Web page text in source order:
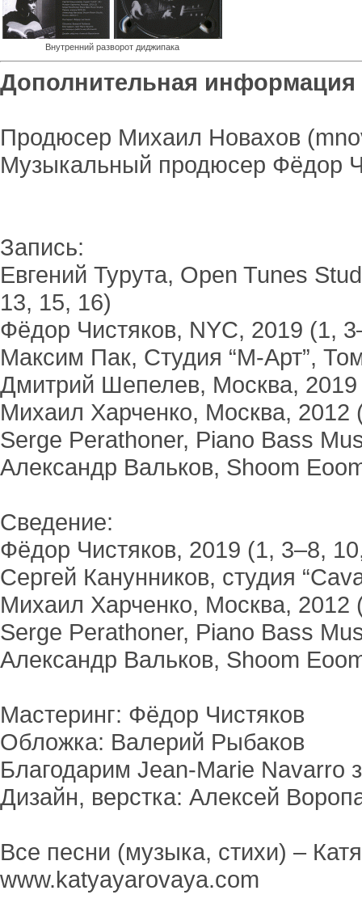
Внутренний разворот диджипака
Дополнительная информация
Продюсер Михаил Новахов (
Музыкальный продюсер Фёдор
Запись:
Евгений Турута, Open Tunes
13, 15, 16)
Фёдор Чистяков, NYC, 2019 (1,
Максим Пак, Студия “М-Арт”,
Дмитрий Шепелев, Москва, 2019
Михаил Харченко, Москва, 2012
Serge Perathoner, Piano Bass
Александр Вальков, Shoom
Сведение:
Фёдор Чистяков, 2019 (1, 3–8,
Сергей Канунников, студия
Михаил Харченко, Москва, 2012
Serge Perathoner, Piano Bass
Александр Вальков, Shoom
Мастеринг: Фёдор Чистяков
Обложка: Валерий Рыбаков
Благодарим Jean-Marie Navarro
Дизайн, верстка: Алексей
Все песни (музыка, стихи) –
www.katyayarovaya.com